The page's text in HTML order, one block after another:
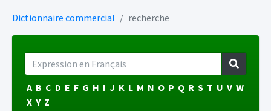
Dictionnaire commercial recherche
A B C D E F G H I J K L M N O P Q R S T U V W
X Y Z